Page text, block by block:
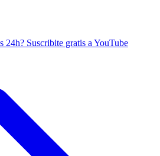
24h? Suscribite gratis a YouTube